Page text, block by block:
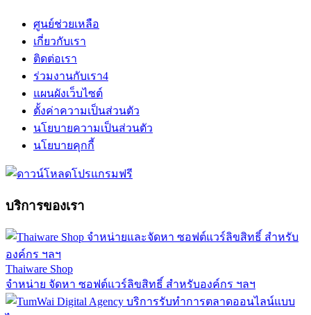
ศูนย์ช่วยเหลือ
เกี่ยวกับเรา
ติดต่อเรา
ร่วมงานกับเรา4
แผนผังเว็บไซต์
ตั้งค่าความเป็นส่วนตัว
นโยบายความเป็นส่วนตัว
นโยบายคุกกี้
บริการของเรา
Thaiware Shop
จำหน่าย จัดหา ซอฟต์แวร์ลิขสิทธิ์ สำหรับองค์กร ฯลฯ